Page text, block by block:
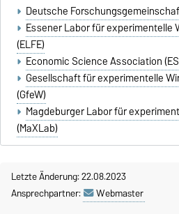
Deutsche
Essener Labor für
(ELFE)
Economic Science Association
Gesellschaft für experimentelle
(GfeW)
Magdeburger Labor für
(MaXLab)
Letzte Änderung: 22.08.2023
Ansprechpartner:
Webmaster